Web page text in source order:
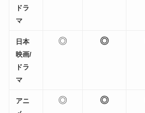
ドラ
マ
日本
映画/
ドラ
マ
◎ ◎
アニ
◎ ◎